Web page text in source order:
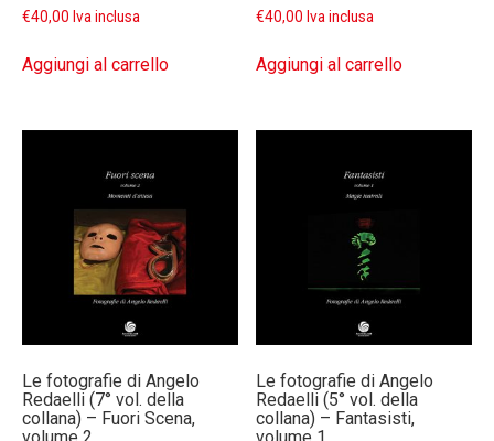
€40,00 Iva inclusa
Aggiungi al carrello
€40,00 Iva inclusa
Aggiungi al carrello
Le fotografie di Angelo
Redaelli (7° vol. della
collana) – Fuori Scena,
Le fotografie di Angelo
Redaelli (5° vol. della
collana) – Fantasisti,